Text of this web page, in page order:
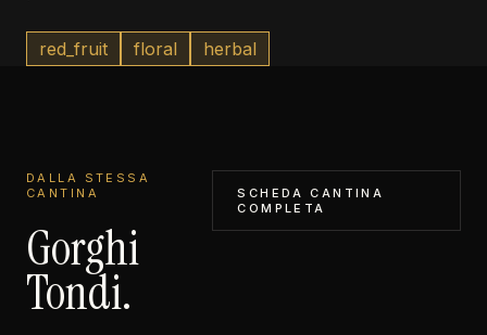
red_fruit floral herbal
DALLA STESSA
CANTINA
Gorghi
Tondi.
SCHEDA CANTINA
COMPLETA